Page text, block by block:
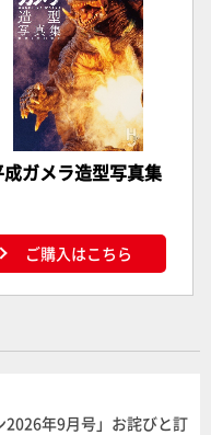
ガメラ造型写真集
ご購入はこちら
2026年9月号」お詫びと訂